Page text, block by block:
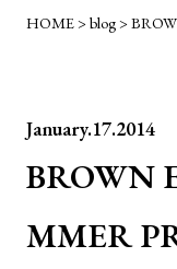
HOME>blog>
January.17.2014
BROWN
MMER